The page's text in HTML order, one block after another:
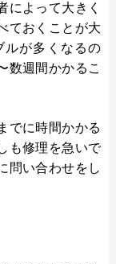
によって大きく
ておくことが大
ルが多くなるの
数週間かかるこ
でに時間かかる
も修理を急いで
問い合わせをし